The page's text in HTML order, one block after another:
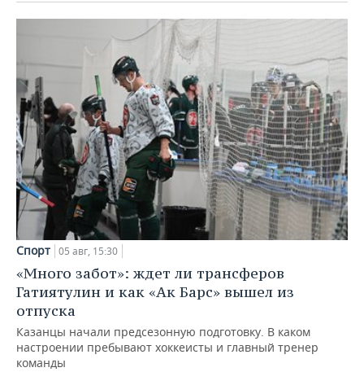
Спорт 05 авг, 15:30
«Много забот»: ждет ли трансферов
Гатиятулин и как «Ак Барс» вышел из
отпуска
Казанцы начали предсезонную подготовку. В каком
настроении пребывают хоккеисты и главный тренер
команды